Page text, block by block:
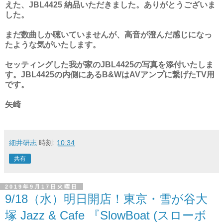
えた、JBL4425 納品いただきました。ありがとうございま
した。
まだ数曲しか聴いていませんが、高音が澄んだ感じになっ
たような気がいたします。
セッティングした我が家のJBL4425の写真を添付いたしま
す。JBL4425の内側にあるB&WはAVアンプに繋げたTV用
です。
矢崎
細井研志 時刻: 10:34
共有
2019年9月17日火曜日
9/18（水）明日開店！東京・雪が谷大
塚 Jazz & Cafe 『SlowBoat (スローボ